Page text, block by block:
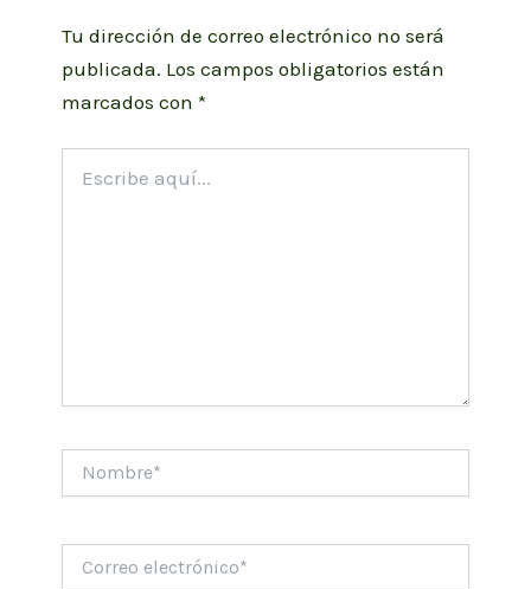
Tu dirección de correo electrónico no será
publicada. Los campos obligatorios están
marcados con *
aquí...
electrónico*